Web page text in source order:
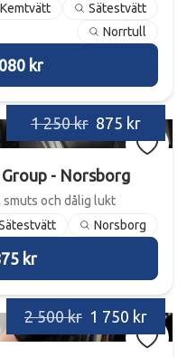
Kemtvätt
Sätestvätt
Norrtull
1 080 kr
1 250 kr 875 kr
- Norsborg
smuts och dålig lukt
Norsborg
för 875 kr
2 500 kr 1 750 kr